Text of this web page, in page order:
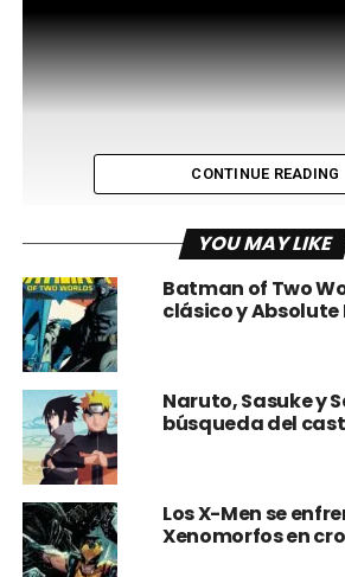
Su última aventura crossover llega con
Ninja Turtles x Naruto, una serie
números de IDW Publishing y Viz
Ya vimos a Naruto reclutado
Tortuga, y ahora un avance del final
enfrentamiento entre Naruto y
CONTINUE READING
YOU MAY LIKE
Batman of Two
clásico y
Naruto, Sasuke y
búsqueda del
Los X-Men se
Xenomorfos en